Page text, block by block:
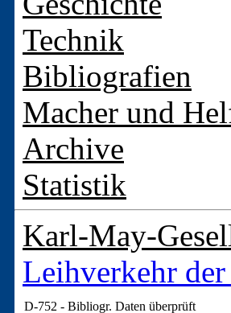
Technik
Bibliografien
Macher und
Archive
Statistik
Karl-May-
Leihverkehr
D-752 - Bibliogr. Daten überprüft